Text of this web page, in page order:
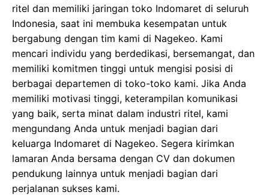
ritel dan memiliki jaringan toko Indomaret di seluruh
Indonesia, saat ini membuka kesempatan untuk
bergabung dengan tim kami di Nagekeo. Kami
mencari individu yang berdedikasi, bersemangat, dan
memiliki komitmen tinggi untuk mengisi posisi di
berbagai departemen di toko-toko kami. Jika Anda
memiliki motivasi tinggi, keterampilan komunikasi
yang baik, serta minat dalam industri ritel, kami
mengundang Anda untuk menjadi bagian dari
keluarga Indomaret di Nagekeo. Segera kirimkan
lamaran Anda bersama dengan CV dan dokumen
pendukung lainnya untuk menjadi bagian dari
perjalanan sukses kami.